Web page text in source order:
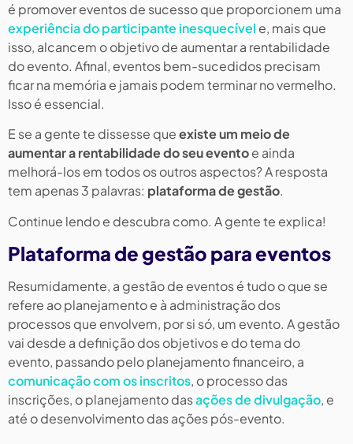
é promover eventos de sucesso que proporcionem uma
experiência do participante inesquecível e, mais que
isso, alcancem o objetivo de aumentar a rentabilidade
do evento. Afinal, eventos bem-sucedidos precisam
ficar na memória e jamais podem terminar no vermelho.
Isso é essencial.
E se a gente te dissesse queexiste um meio de
aumentar a rentabilidade do seu eventoe ainda
melhorá-los em todos os outros aspectos? A resposta
tem apenas 3 palavras: plataforma de gestão.
Continue lendo e descubra como. A gente te explica!
Plataforma de gestão para eventos
Resumidamente, a gestão de eventos é tudo o que se
refere ao planejamento e à administração dos
processos que envolvem, por si só, um evento. A gestão
vai desde a definição dos objetivos e do tema do
evento, passando pelo planejamento financeiro, a
comunicação com os inscritos, o processo das
inscrições, o planejamento dasações de divulgação, e
até o desenvolvimento das ações pós-evento.